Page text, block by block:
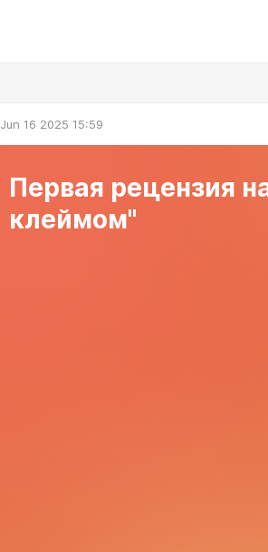
Jun 16 2025 15:59
Первая рецензия
клеймом"